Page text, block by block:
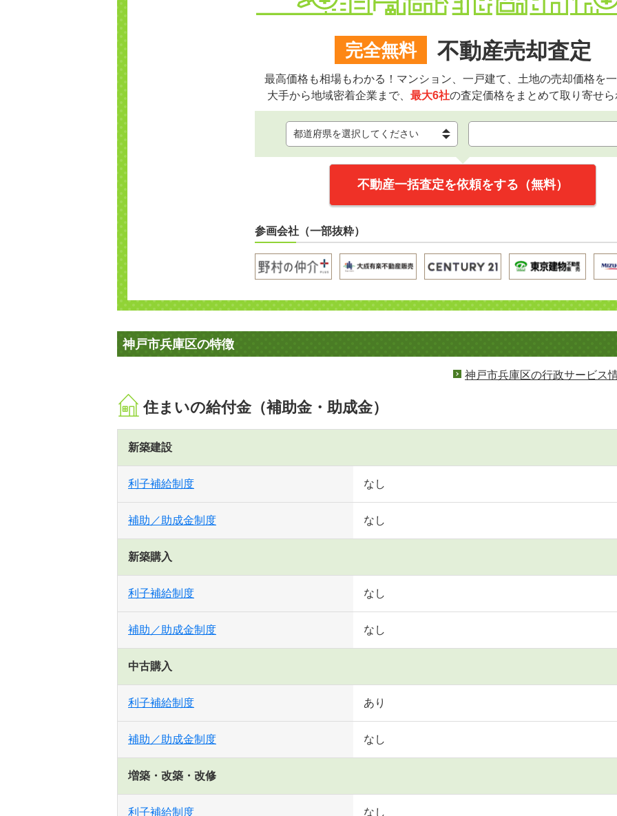
完全無料 不動産売却査定
最高価格も相場もわかる！マンション、一戸建て、土地の売却価格を一
大手から地域密着企業まで、 最大6社の査定価格をまとめて取り寄せら
不動産一括査定を依頼をする（無料）
参画会社（一部抜粋）
神戸市兵庫区の特徴
神戸市兵庫区の行政サービス
住まいの給付金（補助金・助成金）
新築建設
利子補給制度 なし
補助／助成金制度 なし
新築購入
利子補給制度 なし
補助／助成金制度 なし
中古購入
利子補給制度 あり
補助／助成金制度 なし
増築・改築・改修
利子補給制度 なし